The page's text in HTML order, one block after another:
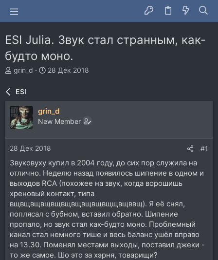
ESI Julia. Звук стал странным, как-
будто моно.
А
т
р
т
е
ы
grin_d
Д
а
ч
л
а
28 Дек 2018
ESI
grin_d
New Member
28 Дек 2018 #1
Звуковуху купил в 2004 году, до сих пор служила на
отлично. Неделю назад появилось шипение в одном и
выходов RCA (похожее на звук, когда ворошишь
хреновый контакт, типа
вщвщвщвщвщвщвщвщвщвщщвщввщ). Я её снял,
поплясал с бубном, вставил обратно. Шипение
пропало, но звук стал как-будто моно. Проблемный
канал стал немного тише и весь баланс ушёл вправо
на 13.30. Поменял местами выходы, поставил джеки -
то же самое. Шо это за хэрня, товарищи?